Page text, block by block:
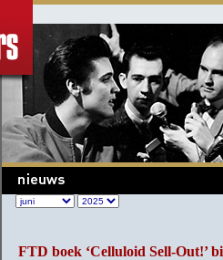
FTD boek ‘Celluloid Sell-Out!’